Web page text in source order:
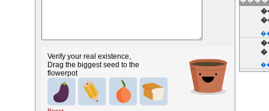
Verify your real existence,
Drag the biggest seed to the
flowerpot
�